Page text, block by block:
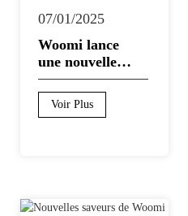
07/01/2025
Woomi lance
une nouvelle
vape pour 2025
Voir Plus
27/04/2025
À combien de
cigarettes